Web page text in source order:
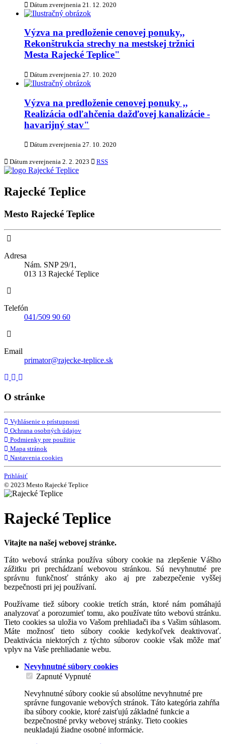
Dátum zverejnenia 21. 12. 2020
Výzva na predloženie cenovej ponuky,,
Rekonštrukcia strechy na mestskej tržnici
Mesta Rajecké Teplice"
Dátum zverejnenia 27. 10. 2020
Výzva na predloženie cenovej ponuky ,,
Realizácia odľahčenia dažďovej kanalizácie -
havarijný stav"
Dátum zverejnenia 27. 10. 2020
Dátum zverejnenia 2. 2. 2023 RSS
Rajecké Teplice
Mesto Rajecké Teplice
Adresa
Nám. SNP 29/1,
013 13 Rajecké Teplice
Telefón
041/509 90 60
Email
primator@rajecke-teplice.sk
O stránke
Vyhlásenie o prístupnosti
Ochrana osobných údajov
Podmienky pre použitie
Mapa stránok
Nastavenia cookies
Prihlásiť
© 2023 Mesto Rajecké Teplice
Rajecké Teplice
Vitajte na našej webovej stránke.
Táto webová stránka používa súbory cookie na zlepšenie Vášho
zážitku pri prechádzaní webovou stránkou. Sú nevyhnutné pre
správnu funkčnosť stránky ako aj pre zabezpečenie vyššej
bezpečnosti pri jej používaní.
Používame tiež súbory cookie tretích strán, ktoré nám pomáhajú
analyzovať a porozumieť tomu, ako používate túto webovú stránku.
Tieto cookies sa uložia vo Vašom prehliadači iba s Vašim súhlasom.
Máte možnosť tieto súbory cookie kedykoľvek deaktivovať.
Deaktivácia niektorých z týchto súborov cookie však môže mať
vplyv na Vaše prehliadanie webu.
Nevyhnutné súbory cookies
Zapnuté Vypnuté
Nevyhnutné súbory cookie sú absolútne nevyhnutné pre
správne fungovanie webových stránok. Táto kategória zahŕňa
iba súbory cookie, ktoré zaisťujú základné funkcie a
bezpečnostné prvky webovej stránky. Tieto cookies
neukladajú žiadne osobné informácie.